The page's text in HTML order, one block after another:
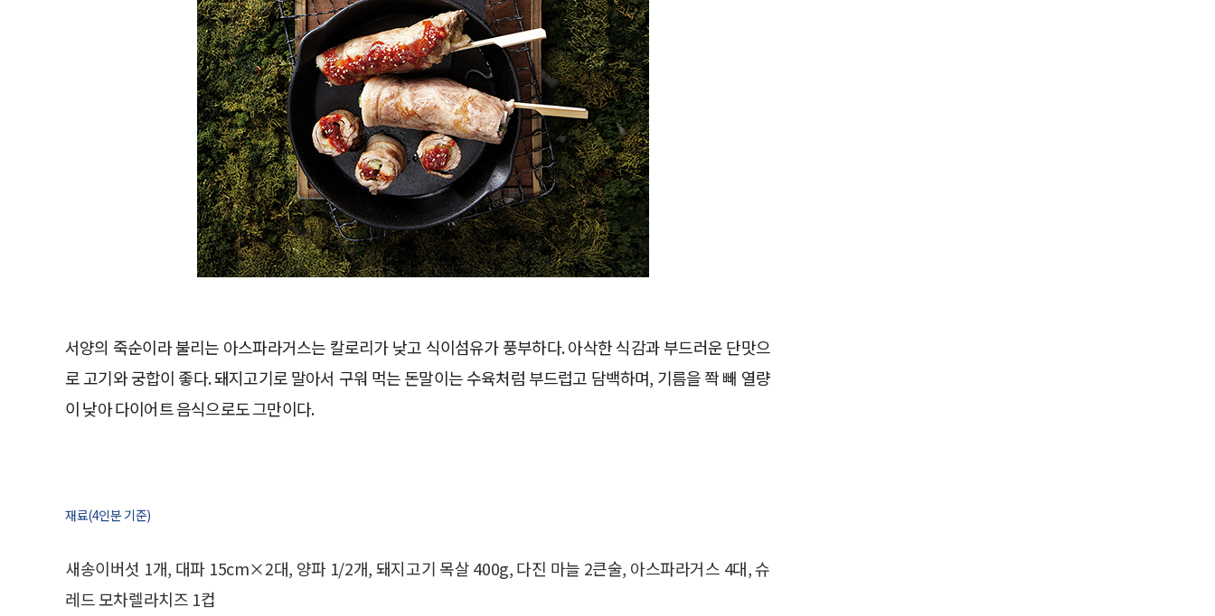
서양의 죽순이라 불리는 아스파라거스는 칼로리가 낮고 식이섬유가 풍부하다. 아삭한 식감과 부드러운 단맛으
로 고기와 궁합이 좋다. 돼지고기로 말아서 구워 먹는 돈말이는 수육처럼 부드럽고 담백하며, 기름을 쫙 빼 열량
이 낮아 다이어트 음식으로도 그만이다.
재료(4인분 기준)
새송이버섯 1개, 대파 15cm×2대, 양파 1/2개, 돼지고기 목살 400g, 다진 마늘 2큰술, 아스파라거스 4대, 슈
레드 모차렐라치즈 1컵